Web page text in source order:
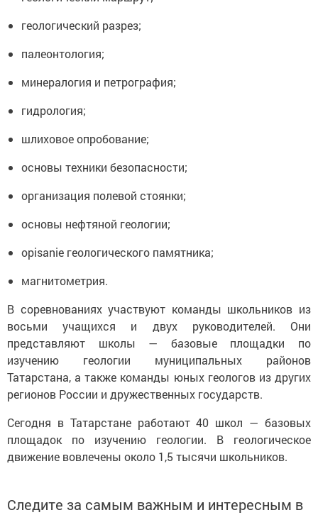
геологический разрез;
палеонтология;
минералогия и петрография;
гидрология;
шлиховое опробование;
основы техники безопасности;
организация полевой стоянки;
основы нефтяной геологии;
opisanie геологического памятника;
магнитометрия.
В соревнованиях участвуют команды школьников из
восьми учащихся и двух руководителей. Они
представляют школы — базовые площадки по
изучению геологии муниципальных районов
Татарстана, а также команды юных геологов из других
регионов России и дружественных государств.
Сегодня в Татарстане работают 40 школ — базовых
площадок по изучению геологии. В геологическое
движение вовлечены около 1,5 тысячи школьников.
Следите за самым важным и интересным в